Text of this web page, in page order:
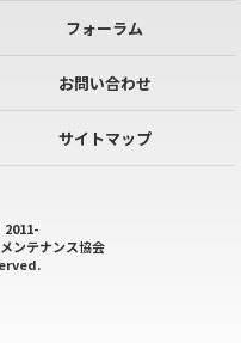
フォーラム
お問い合わせ
サイトマップ
ンテナンス協会